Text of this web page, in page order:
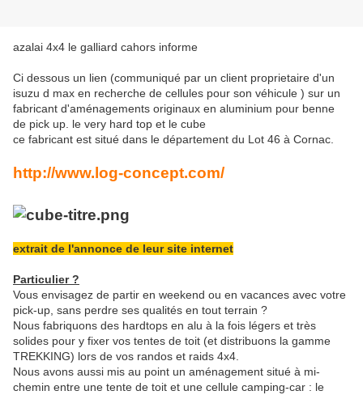
azalai 4x4 le galliard cahors informe
Ci dessous un lien (communiqué par un client proprietaire d'un
isuzu d max en recherche de cellules pour son véhicule ) sur un
fabricant d'aménagements originaux en aluminium pour benne
de pick up. le very hard top et le cube
ce fabricant est situé dans le département du Lot 46 à Cornac.
http://www.log-concept.com/
extrait de l'annonce de leur site internet
Particulier ?
Vous envisagez de partir en weekend ou en vacances avec votre
pick-up, sans perdre ses qualités en tout terrain ?
Nous fabriquons des hardtops en alu à la fois légers et très
solides pour y fixer vos tentes de toit (et distribuons la gamme
TREKKING) lors de vos randos et raids 4x4.
Nous avons aussi mis au point un aménagement situé à mi-
chemin entre une tente de toit et une cellule camping-car : le